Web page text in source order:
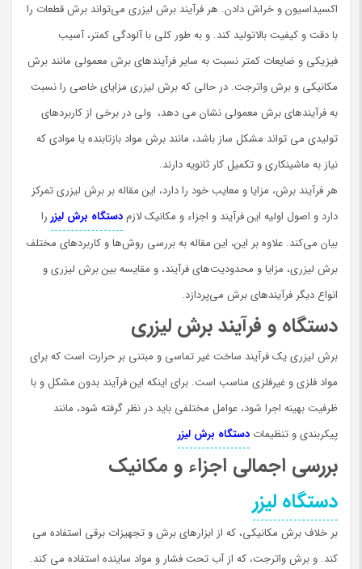
اکسیداسیون و خراش دادن. هر فرآیند برش لیزری می‌تواند برش قطعات را
با دقت و کیفیت بالاتولید کند. و به طور کلی با آلودگی كمتر، آسیب
فیزیکی و ضایعات کمتر نسبت به سایر فرآیندهای برش معمولی مانند برش
مکانیکی و برش واترجت. در حالی که برش لیزری مزایای خاصی را نسبت
به فرآیندهای برش معمولی نشان می دهد، ولي در برخی از کاربردهای
تولیدی می تواند مشکل ساز باشد، مانند برش مواد بازتابنده یا موادی که
نیاز به ماشینکاری و تکمیل کار ثانویه دارند.
هر فرآیند برش، مزایا و معایب خود را دارد، این مقاله بر برش لیزری تمرکز
دارد و اصول اولیه این فرآیند و اجزاء و مکانیک لازمدستگاه برش لیزر را
بیان می‌کند. علاوه بر این، این مقاله به بررسی روش‌ها و کاربردهای مختلف
برش لیزری، مزایا و محدودیت‌های فرآیند، و مقایسه بین برش لیزری و
انواع دیگر فرآیندهای برش می‌پردازد.
دستگاه و فرآیند برش لیزری
برش لیزری یک فرآیند ساخت غیر تماسی و مبتنی بر حرارت است که برای
مواد فلزی و غیرفلزی مناسب است. برای اینکه این فرآیند بدون مشکل و با
ظرفیت بهینه اجرا شود، عوامل مختلفی باید در نظر گرفته شود، مانند
پیکربندی و تنظیمات دستگاه برش لیزر
بررسی اجمالی اجزاء و مکانیک
دستگاه لیزر
بر خلاف برش مکانیکی، که از ابزارهای برش و تجهیزات برقی استفاده می
کند. و برش واترجت، که از آب تحت فشار و مواد ساینده استفاده می کند.